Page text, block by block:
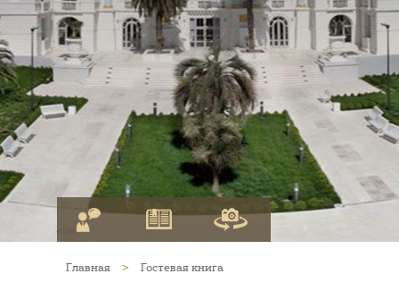
Главная > Гостевая книга